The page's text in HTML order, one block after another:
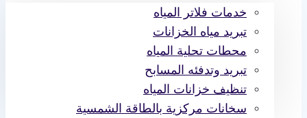
خدمات فلاتر المياه
تبريد مياه الخزانات
محطات تحلية المياه
تبريد وتدفئه المسابح
تنظيف خزانات المياه
سخانات مركزية بالطاقة الشمسية